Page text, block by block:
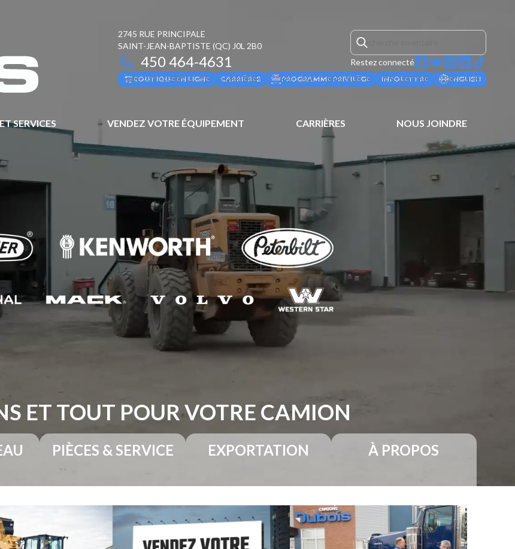
2745 RUE PRINCIPALE
SAINT-JEAN-BAPTISTE (QC) J0L 2B0
450 464-4631 Restez connecté
BOUTIQUE EN LIGNE CARRIÈRES PROGRAMME PRIVILÈGE INFOLETTRE ENGLISH
SERVICES VENDEZ VOTRE ÉQUIPEMENT CARRIÈRES NOUS JOINDRE
ET TOUT POUR VOTRE CAMION
PIÈCES & SERVICE EXPORTATION À PROPOS